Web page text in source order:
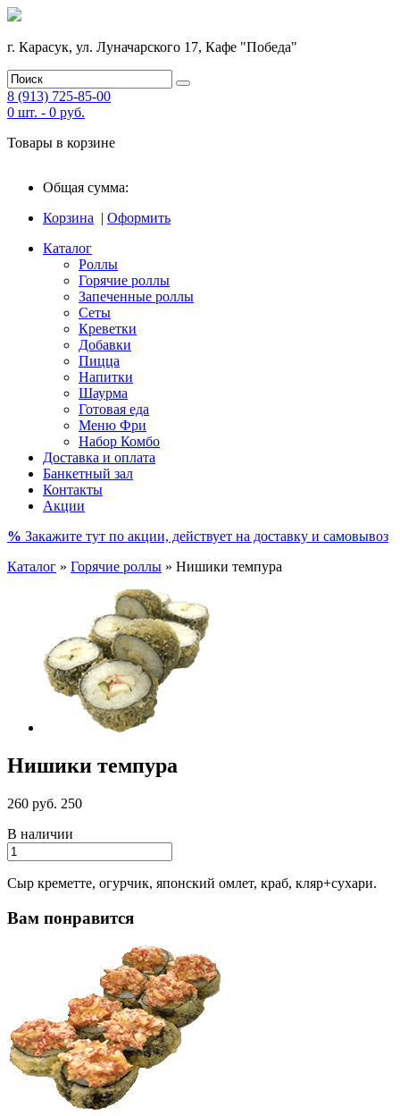
г. Карасук, ул. Луначарского 17, Кафе "Победа"
8 (913) 725-85-00
0 шт. - 0 руб.
Товары в корзине
Общая сумма:
Корзина | Оформить
Каталог
Роллы
Горячие роллы
Запеченные роллы
Сеты
Креветки
Добавки
Пицца
Напитки
Шаурма
Готовая еда
Меню Фри
Набор Комбо
Доставка и оплата
Банкетный зал
Контакты
Акции
% Закажите тут по акции, действует на доставку и самовывоз
Каталог » Горячие роллы » Нишики темпура
Нишики темпура
260 руб. 250
В наличии
Сыр креметте, огурчик, японский омлет, краб, кляр+сухари.
Вам понравится